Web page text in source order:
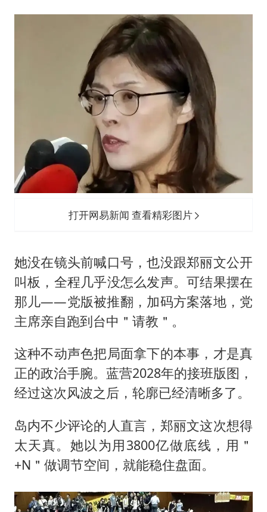
打开网易新闻 查看精彩图片
她没在镜头前喊口号，也没跟郑丽文公开
叫板，全程几乎没怎么发声。可结果摆在
那儿——党版被推翻，加码方案落地，党
主席亲自跑到台中＂请教＂。
这种不动声色把局面拿下的本事，才是真
正的政治手腕。蓝营2028年的接班版图，
经过这次风波之后，轮廓已经清晰多了。
岛内不少评论的人直言，郑丽文这次想得
太天真。她以为用3800亿做底线，用＂
+N＂做调节空间，就能稳住盘面。